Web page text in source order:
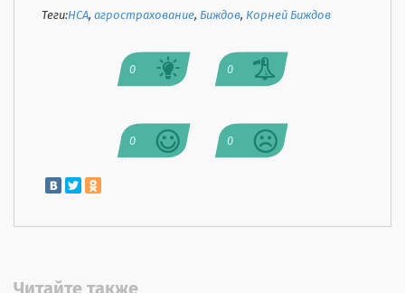
Теги:НСА,агрострахование, Биждов, Корней Биждов
0 0
0 0